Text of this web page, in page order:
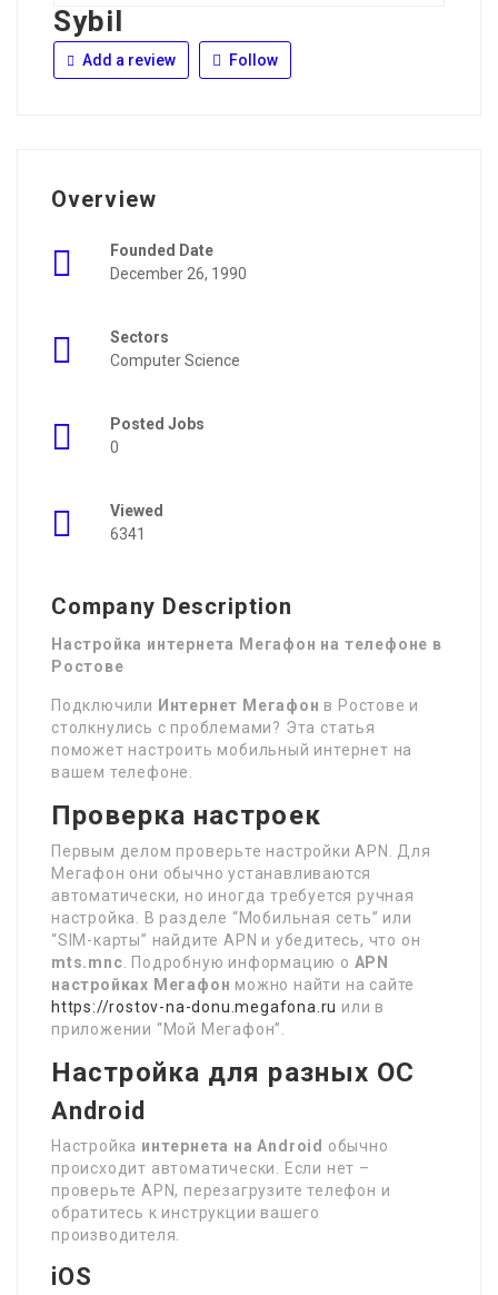
Sybil
Add a review Follow
Overview
Founded Date
December 26, 1990
Sectors
Computer Science
Posted Jobs
0
Viewed
6341
Company Description
Настройка интернета Мегафон на телефоне в
Ростове
Подключили Интернет Мегафон в Ростове и
столкнулись с проблемами? Эта статья
поможет настроить мобильный интернет на
вашем телефоне.
Проверка настроек
Первым делом проверьте настройки APN. Для
Мегафон они обычно устанавливаются
автоматически, но иногда требуется ручная
настройка. В разделе “Мобильная сеть” или
“SIM-карты” найдите APN и убедитесь, что он
mts.mnc. Подробную информацию о APN
настройках Мегафон можно найти на сайте
https://rostov-na-donu.megafona.ru или в
приложении “Мой Мегафон”.
Настройка для разных ОС
Android
Настройка интернета на Android обычно
происходит автоматически. Если нет –
проверьте APN, перезагрузите телефон и
обратитесь к инструкции вашего
производителя.
iOS